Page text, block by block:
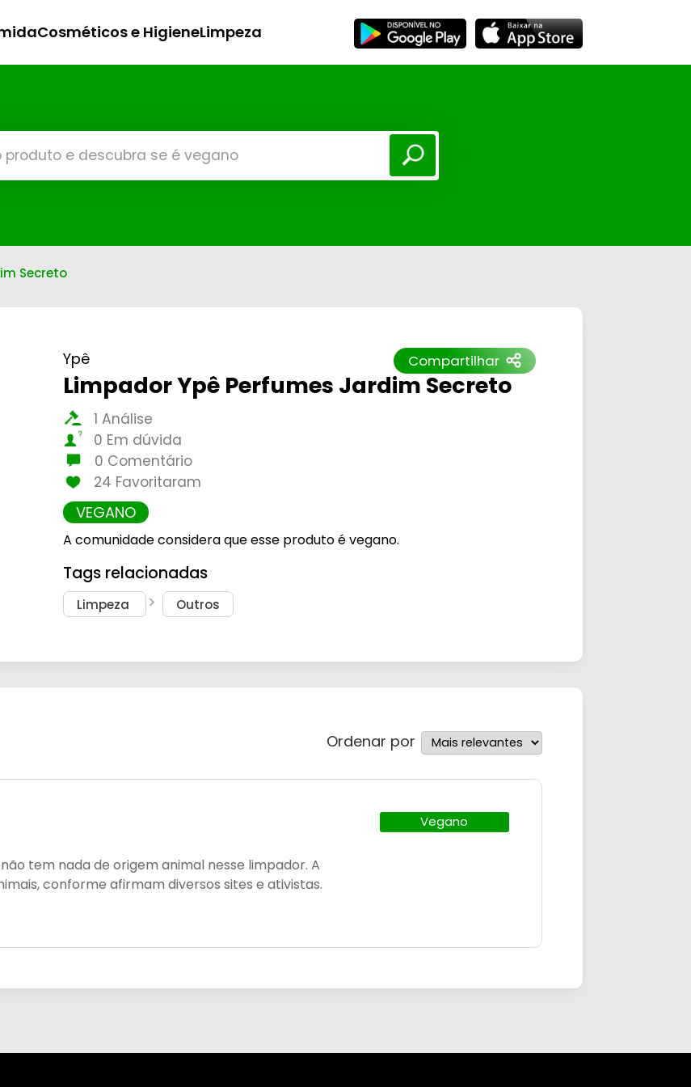
Cosméticos e HigieneLimpeza
Secreto
Compartilhar
Ypê
Limpador Ypê Perfumes Jardim Secreto
1 Análise
0 Em dúvida
0 Comentário
24 Favoritaram
VEGANO
A comunidade considera que esse produto é vegano.
Tags relacionadas
Limpeza Outros
Ordenar por
tem nada de origem animal nesse limpador. A
conforme afirmam diversos sites e ativistas.
Vegano